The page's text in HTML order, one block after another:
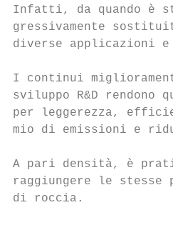
Infatti, da quando è
gressivamente
diverse applicazioni
I continui
sviluppo R&D rendono
per leggerezza,
mio di emissioni e
A pari densità, è
raggiungere le
di roccia.